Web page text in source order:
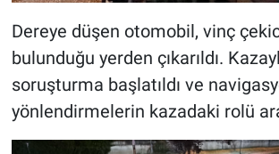
Dereye düşen otomobil, vinç
bulunduğu yerden çıkarıldı.
soruşturma başlatıldı ve
yönlendirmelerin kazadaki rolü